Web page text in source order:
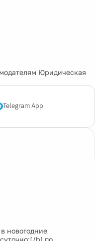
Юридическая
Telegram App
новогодние